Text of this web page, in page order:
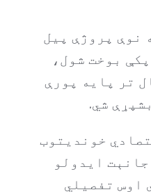
پنځه نوې پروژې پیل
کارګر پکې بوخت شول،
تر پایه پورې
خوندیتوب
ایدولو
اوس تفصیلي